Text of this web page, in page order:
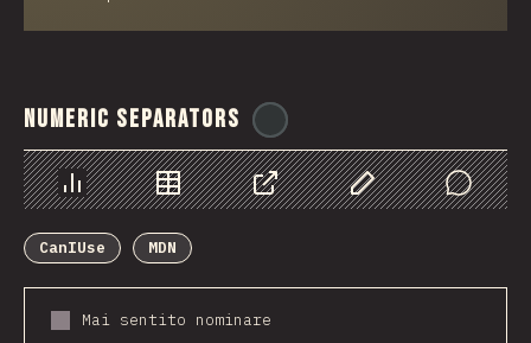
Numeric Separators
Grafico Dati CondividerePersonalizza i dati
Comments
CanIUse
MDN
Mai sentito nominare